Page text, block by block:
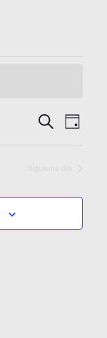
y
Buscar
Día